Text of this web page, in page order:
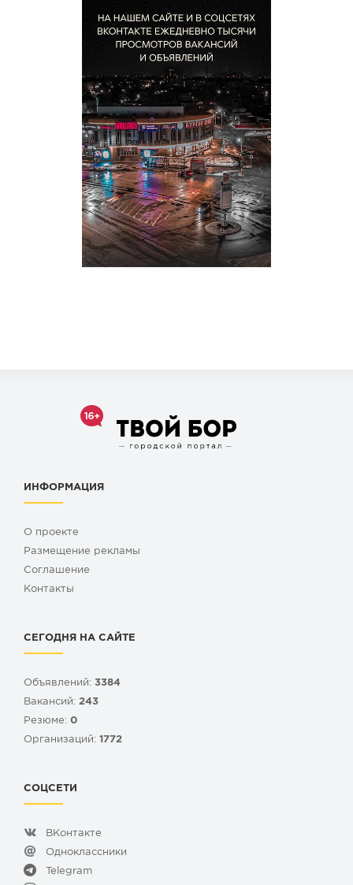
ИНФОРМАЦИЯ
О проекте
Размещение рекламы
Cоглашение
Контакты
СЕГОДНЯ НА САЙТЕ
Объявлений: 3384
Вакансий: 243
Резюме: 0
Организаций: 1772
СОЦСЕТИ
ВКонтакте
Одноклассники
Telegram